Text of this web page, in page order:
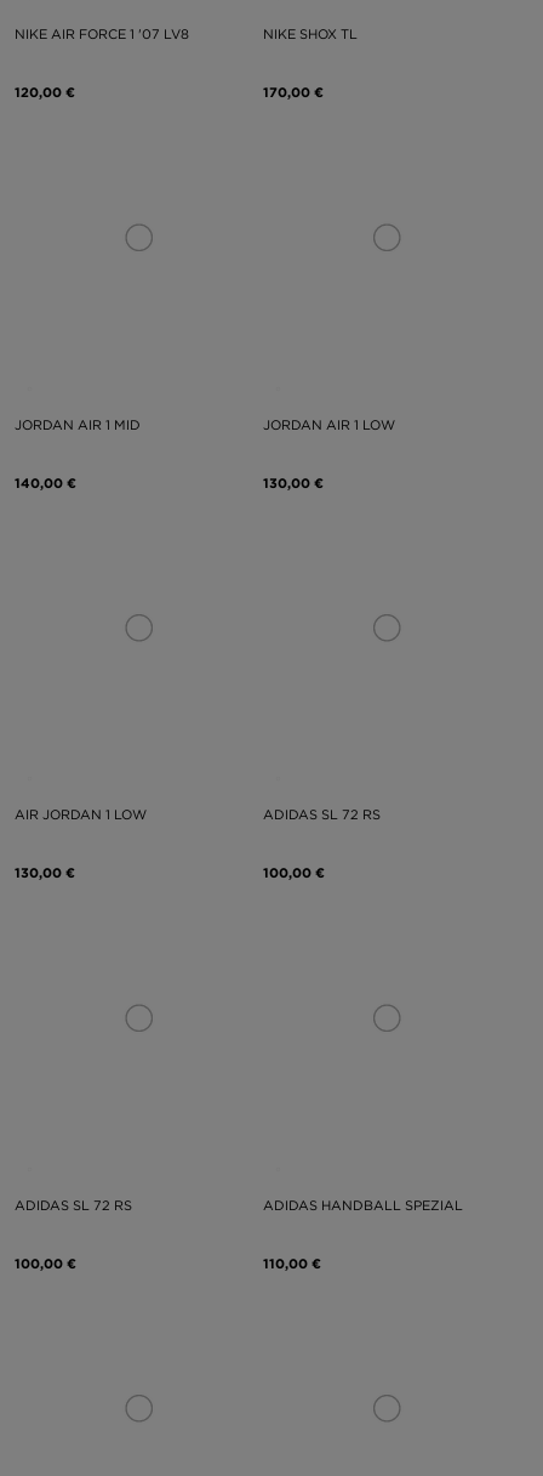
NIKE AIR FORCE 1 '07 LV8
120,00 €
NIKE SHOX TL
170,00 €
JORDAN AIR 1 MID
140,00 €
JORDAN AIR 1 LOW
130,00 €
AIR JORDAN 1 LOW
130,00 €
ADIDAS SL 72 RS
100,00 €
ADIDAS SL 72 RS
100,00 €
ADIDAS HANDBALL SPEZIAL
110,00 €